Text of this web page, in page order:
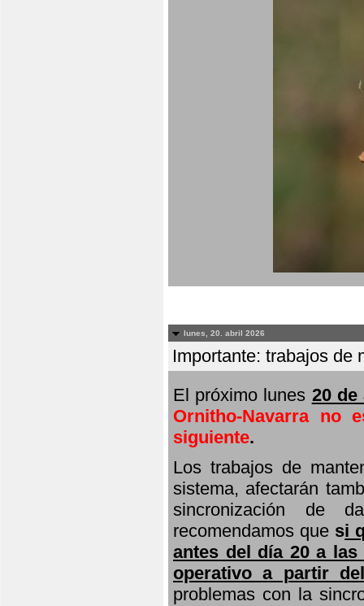
lunes, 20. abril 2026
Importante: trabajos de
El próximo lunes 20
Ornitho-Navarra no
siguiente.
Los trabajos de
sistema, afectarán
sincronización de
recomendamos que si
antes del día 20 a
operativo a partir
problemas con la